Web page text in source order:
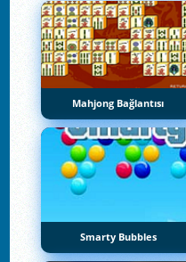
Mahjong Bağlantısı
Smarty Bubbles